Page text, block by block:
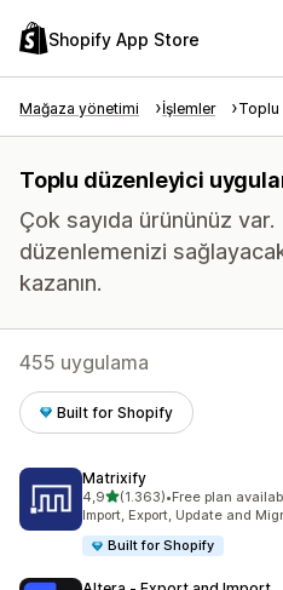
Shopify App Store
Mağaza yönetimi İşlemler Toplu
Toplu düzenleyici
Çok sayıda ürününüz var.
düzenlemenizi
kazanın.
455 uygulama
Built for Shopify
Matrixify
4,95 yıldız üzerinden
(1.363)
toplam 1363 değerlendirme
•Free plan
Import, Export, Update and
Built for Shopify